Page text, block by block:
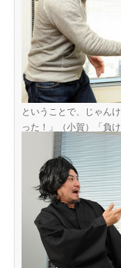
ということで、じゃん
った！」（小賀）「負